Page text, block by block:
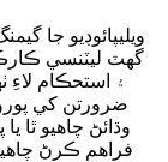
ويليپائوڊيو جا
گهٽ ليٽنسي
۽ استحڪام لاءِ
ضرورتن کي
وڌائڻ چاهيو ٿا
فراهم ڪرڻ چاهيو